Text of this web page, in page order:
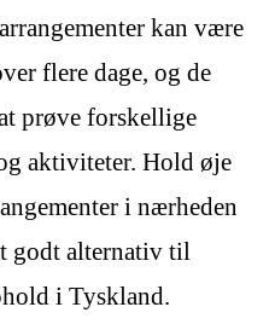
kan være
flere dage, og de
prøve forskellige
aktiviteter. Hold øje
i nærheden
godt alternativ til
i Tyskland.